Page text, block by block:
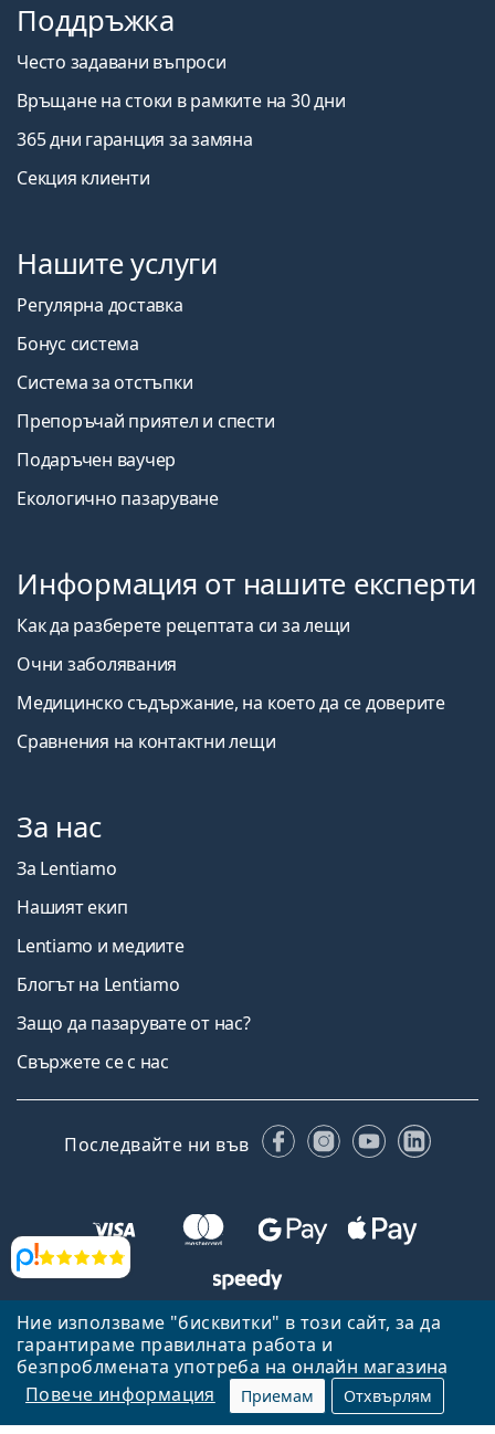
Ние използваме "бисквитки" в този сайт, за да
гарантираме правилната работа и
безпроблмената употреба на онлайн магазина
Повече информация
Приемам Отхвърлям
Прегледи
Поддръжка
Често задавани въпроси
Връщане на стоки в рамките на 30 дни
365 дни гаранция за замяна
Секция клиенти
Нашите услуги
Регулярна доставка
Бонус система
Система за отстъпки
Препоръчай приятел и спести
Подаръчен ваучер
Екологично пазаруване
Информация от нашите експерти
Как да разберете рецептата си за лещи
Очни заболявания
Медицинско съдържание, на което да се доверите
Сравнения на контактни лещи
За нас
За Lentiamo
Нашият екип
Lentiamo и медиите
Блогът на Lentiamo
Защо да пазарувате от нас?
Свържете се с нас
Последвайте ни във FacebookInstagram
YouTube
Назад към началната страница
Нагоре
Lentiamo.bg е собственост и се управлява от Lentiamo s.r.o.,
Република Чехия
Тук сме за вас в продължение на 18 години.